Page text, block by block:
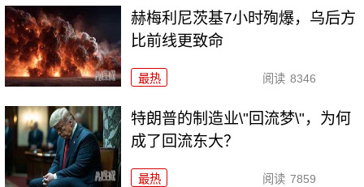
赫梅利尼茨基7小时殉爆，乌后方
比前线更致命
最热 阅读 8346
特朗普的制造业\"回流梦\"，为何
成了回流东大？
最热 阅读 7859